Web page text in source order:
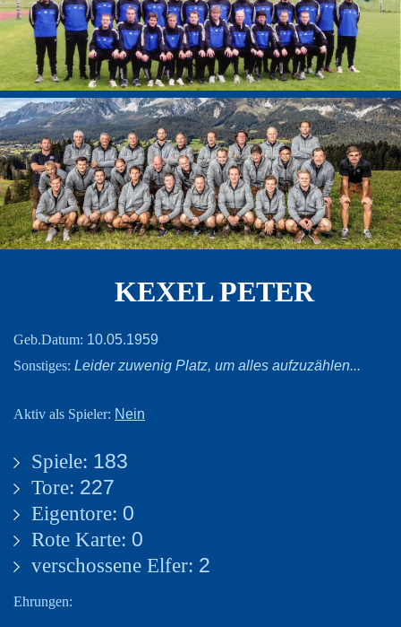
KEXEL PETER
Geb.Datum: 10.05.1959
Sonstiges: Leider zuwenig Platz, um alles aufzuzählen...
Aktiv als Spieler: Nein
Spiele: 183
Tore: 227
Eigentore: 0
Rote Karte: 0
verschossene Elfer: 2
Ehrungen: